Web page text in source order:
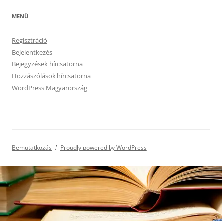
MENÜ
Regisztráció
Bejelentkezés
Bejegyzések hírcsatorna
Hozzászólások hírcsatorna
WordPress Magyarország
Bemutatkozás Proudly powered by WordPress